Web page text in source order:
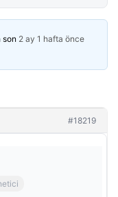
son 2 ay 1 hafta önce
#18219